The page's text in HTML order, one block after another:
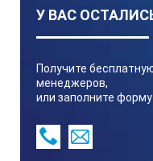
имеет оптическое
находитесь к
показаний.
Технические
Диапазон
У ВАС
Получите
менеджеров,
или заполните